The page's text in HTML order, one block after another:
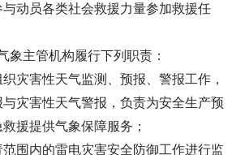
动员各类社会救援力量参加救援任
象主管机构履行下列职责：
织灾害性天气监测、预报、警报工作，
灾害性天气警报，负责为安全生产预
援提供气象保障服务；
范围内的雷电灾害安全防御工作进行监